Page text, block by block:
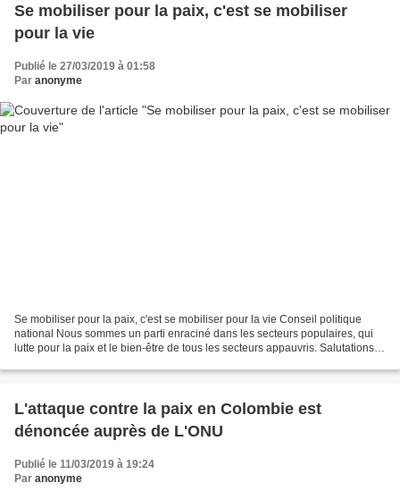
Se mobiliser pour la paix, c'est se mobiliser
pour la vie
Publié le 27/03/2019 à 01:58
Par anonyme
Se mobiliser pour la paix, c'est se mobiliser pour la vie Conseil politique
national Nous sommes un parti enraciné dans les secteurs populaires, qui
lutte pour la paix et le bien-être de tous les secteurs appauvris. Salutations
L'attaque contre la paix en Colombie est
dénoncée auprès de L'ONU
Publié le 11/03/2019 à 19:24
Par anonyme